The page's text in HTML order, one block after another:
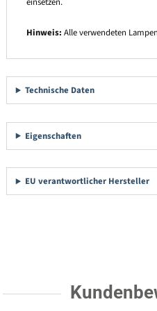
Hinweis: Alle verwendeten
Technische Daten
Eigenschaften
EU verantwortlicher Hersteller